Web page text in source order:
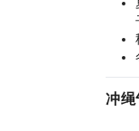
冲绳